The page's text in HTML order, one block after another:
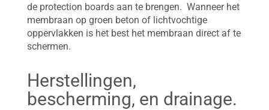
de protection boards aan te brengen. Wanneer het
membraan op groen beton of lichtvochtige
oppervlakken is het best het membraan direct af te
schermen.
Herstellingen,
bescherming, en drainage.